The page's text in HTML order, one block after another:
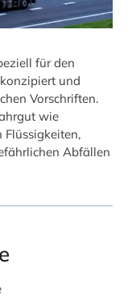
für den
und
Vorschriften.
wie
Flüssigkeiten,
Abfällen